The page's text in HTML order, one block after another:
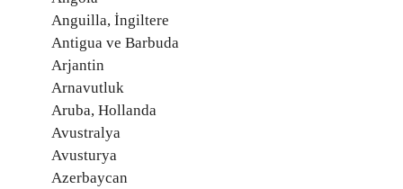
Anguilla, İngiltere
Antigua ve Barbuda
Arjantin
Arnavutluk
Aruba, Hollanda
Avustralya
Avusturya
Azerbaycan